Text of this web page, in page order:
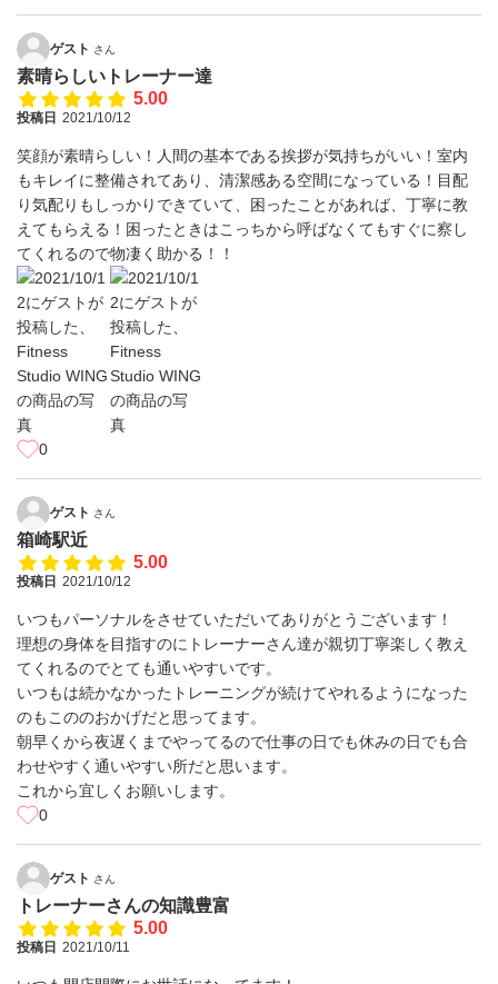
ゲスト さん
素晴らしいトレーナー達
5.00
投稿日 2021/10/12
笑顔が素晴らしい！人間の基本である挨拶が気持ちがいい！室内
もキレイに整備されてあり、清潔感ある空間になっている！目配
り気配りもしっかりできていて、困ったことがあれば、丁寧に教
えてもらえる！困ったときはこっちから呼ばなくてもすぐに察し
てくれるので物凄く助かる！！
0
ゲスト さん
箱崎駅近
5.00
投稿日 2021/10/12
いつもパーソナルをさせていただいてありがとうございます！
理想の身体を目指すのにトレーナーさん達が親切丁寧楽しく教え
てくれるのでとても通いやすいです。
いつもは続かなかったトレーニングが続けてやれるようになった
のもこののおかげだと思ってます。
朝早くから夜遅くまでやってるので仕事の日でも休みの日でも合
わせやすく通いやすい所だと思います。
これから宜しくお願いします。
0
ゲスト さん
トレーナーさんの知識豊富
5.00
投稿日 2021/10/11